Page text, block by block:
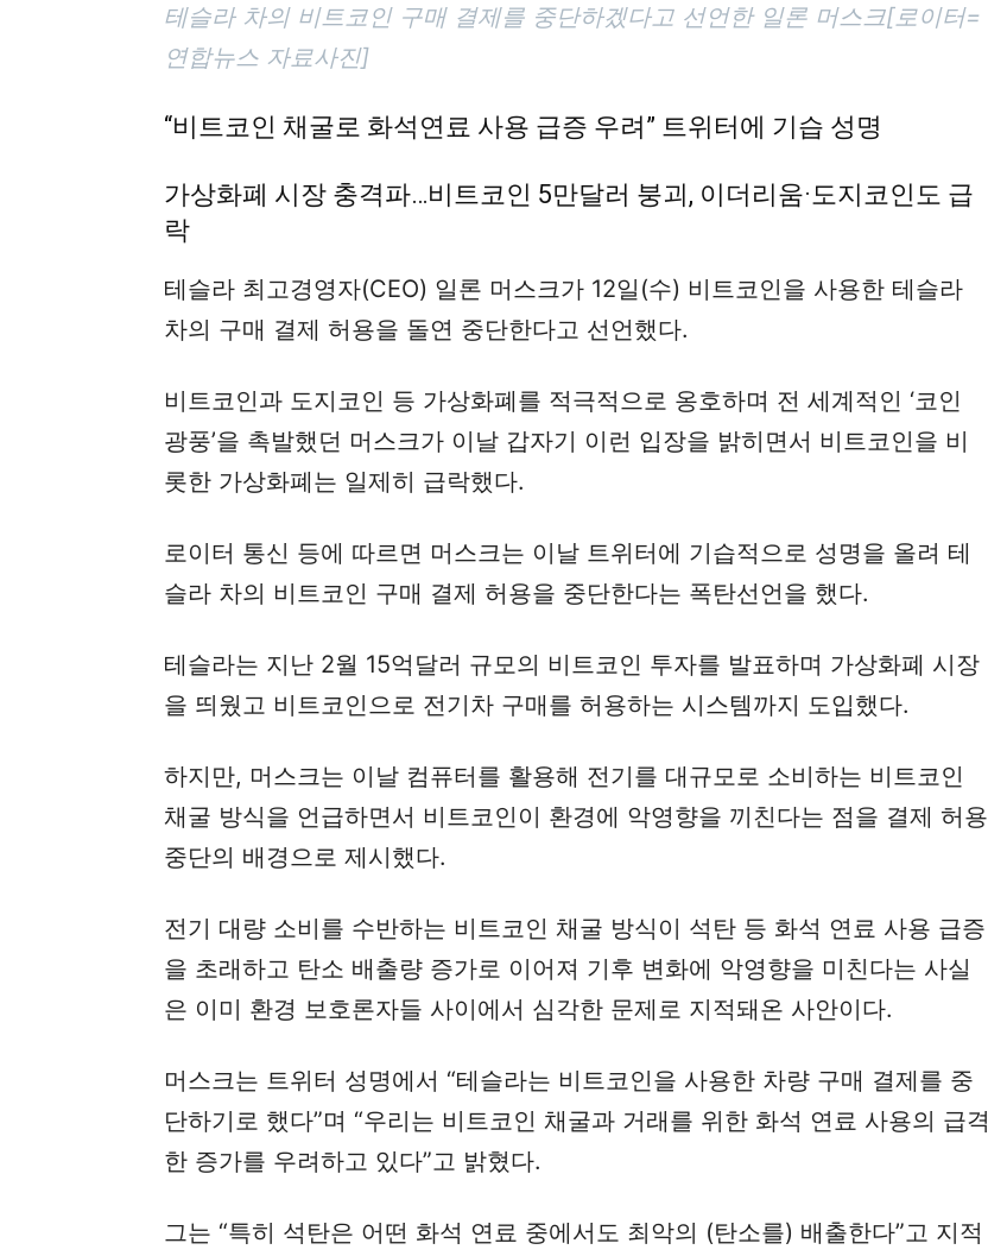
테슬라 차의 비트코인 구매 결제를 중단하겠다고 선언한 일론 머스크[로이터=
연합뉴스 자료사진]
“비트코인 채굴로 화석연료 사용 급증 우려” 트위터에 기습 성명
가상화폐 시장 충격파…비트코인 5만달러 붕괴, 이더리움·도지코인도 급
락
테슬라 최고경영자(CEO) 일론 머스크가 12일(수) 비트코인을 사용한 테슬라
차의 구매 결제 허용을 돌연 중단한다고 선언했다.
비트코인과 도지코인 등 가상화폐를 적극적으로 옹호하며 전 세계적인 ‘코인
광풍’을 촉발했던 머스크가 이날 갑자기 이런 입장을 밝히면서 비트코인을 비
롯한 가상화폐는 일제히 급락했다.
로이터 통신 등에 따르면 머스크는 이날 트위터에 기습적으로 성명을 올려 테
슬라 차의 비트코인 구매 결제 허용을 중단한다는 폭탄선언을 했다.
테슬라는 지난 2월 15억달러 규모의 비트코인 투자를 발표하며 가상화폐 시장
을 띄웠고 비트코인으로 전기차 구매를 허용하는 시스템까지 도입했다.
하지만, 머스크는 이날 컴퓨터를 활용해 전기를 대규모로 소비하는 비트코인
채굴 방식을 언급하면서 비트코인이 환경에 악영향을 끼친다는 점을 결제 허용
중단의 배경으로 제시했다.
전기 대량 소비를 수반하는 비트코인 채굴 방식이 석탄 등 화석 연료 사용 급증
을 초래하고 탄소 배출량 증가로 이어져 기후 변화에 악영향을 미친다는 사실
은 이미 환경 보호론자들 사이에서 심각한 문제로 지적돼온 사안이다.
머스크는 트위터 성명에서 “테슬라는 비트코인을 사용한 차량 구매 결제를 중
단하기로 했다”며 “우리는 비트코인 채굴과 거래를 위한 화석 연료 사용의 급격
한 증가를 우려하고 있다”고 밝혔다.
그는 “특히 석탄은 어떤 화석 연료 중에서도 최악의 (탄소를) 배출한다”고 지적